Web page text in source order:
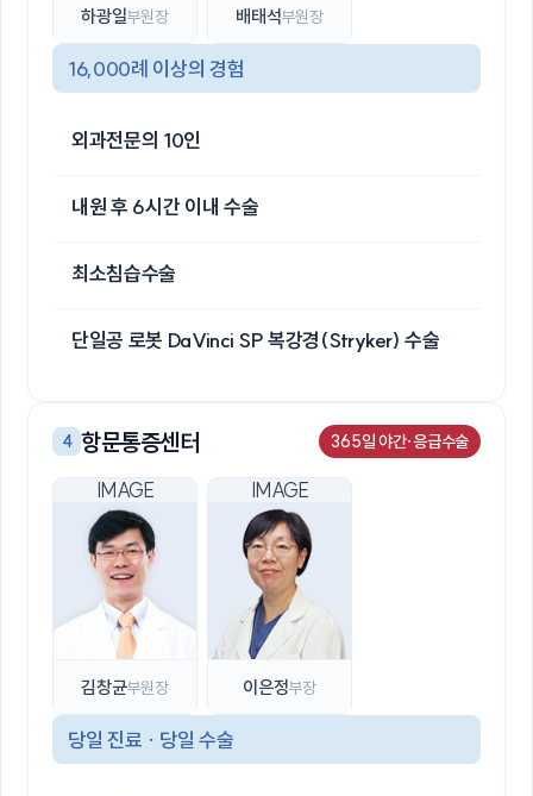
하광일부원장 배태석부원장
16,000례 이상의 경험
외과전문의 10인
내원 후 6시간 이내 수술
최소침습수술
단일공 로봇 DaVinci SP 복강경(Stryker) 수술
4 항문통증센터 365일 야간·응급수술
김창균부원장 이은정부장
당일 진료 · 당일 수술